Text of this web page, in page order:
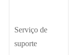
Serviço de
suporte